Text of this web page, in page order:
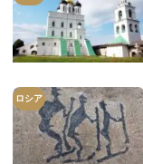
ロシア